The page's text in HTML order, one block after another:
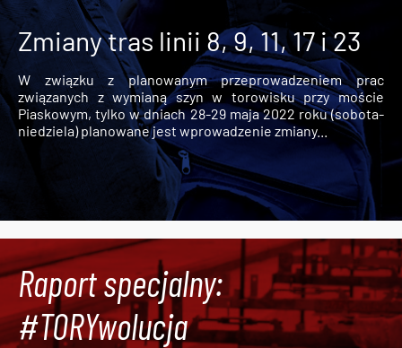
Zmiany tras linii 8, 9, 11, 17 i 23
W związku z planowanym przeprowadzeniem prac
związanych z wymianą szyn w torowisku przy moście
Piaskowym, tylko w dniach 28-29 maja 2022 roku (sobota-
niedziela) planowane jest wprowadzenie zmiany...
Raport specjalny:
#TORYwolucja